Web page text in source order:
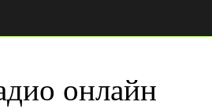
онлайн